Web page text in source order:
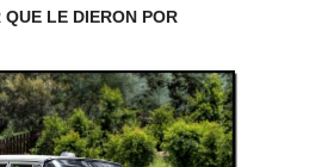
QUE LE DIERON POR